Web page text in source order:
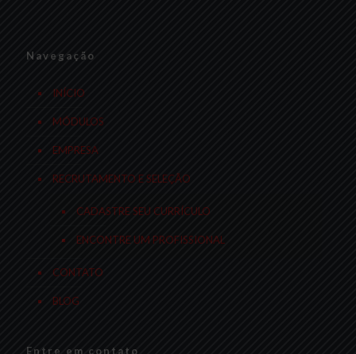
Navegação
INÍCIO
MÓDULOS
EMPRESA
RECRUTAMENTO E SELEÇÃO
CADASTRE SEU CURRÍCULO
ENCONTRE UM PROFISSIONAL
CONTATO
BLOG
Entre em contato